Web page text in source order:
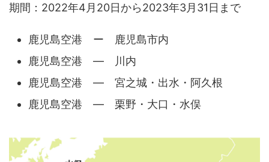
期間：2022年4月20日から2023年3月31日まで
鹿児島空港 ー 鹿児島市内
鹿児島空港 ― 川内
鹿児島空港 ― 宮之城・出水・阿久根
鹿児島空港 ― 栗野・大口・水俣